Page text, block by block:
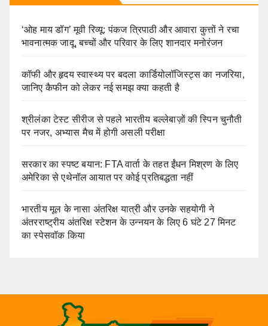
‘ओह माय डॉग’ मूवी रिव्यू: पंकज त्रिपाठी और आवारा कुत्तों ने रचा
भावनात्मक जादू, बच्चों और परिवार के लिए शानदार मनोरंजन
कॉफी और हृदय स्वास्थ्य पर बदला कार्डियोलॉजिस्ट्स का नजरिया,
जानिए कैफीन को लेकर नई समझ क्या कहती है
श्रीलंका टेस्ट सीरीज से पहले भारतीय बल्लेबाज़ों की स्पिन चुनौती
पर नजर, अभ्यास मैच में होगी असली परीक्षा
सरकार का स्पष्ट बयान: FTA वार्ता के तहत ईंधन मिश्रण के लिए
अमेरिका से एथेनॉल आयात पर कोई प्रतिबद्धता नहीं
भारतीय मूल के नासा अंतरिक्ष यात्री और उनके सहयोगी ने
अंतरराष्ट्रीय अंतरिक्ष स्टेशन के उन्नयन के लिए 6 घंटे 27 मिनट
का स्पेसवॉक किया